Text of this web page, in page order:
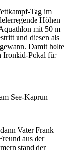
Tag im
Höhen
mit 50 m
und diesen als
Damit holte
Ironkid-Pokal für
See-Kaprun
Vater Frank
aus der
stand der